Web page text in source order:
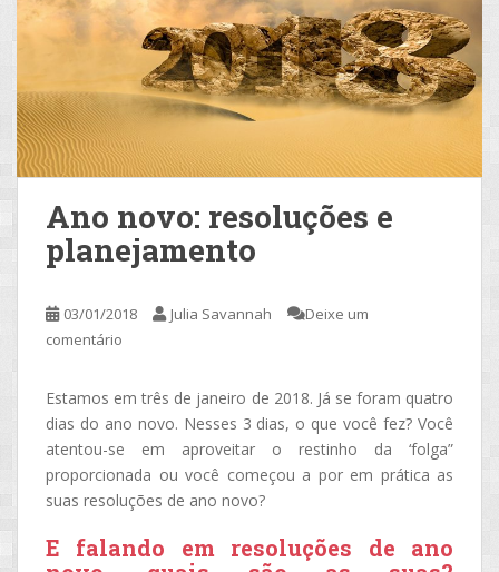
Ano novo: resoluções e
planejamento
03/01/2018 Julia Savannah
Deixe um
comentário
Estamos em três de janeiro de 2018. Já se foram quatro
dias do ano novo. Nesses 3 dias, o que você fez? Você
atentou-se em aproveitar o restinho da ‘folga”
proporcionada ou você começou a por em prática as
suas resoluções de ano novo?
E falando em resoluções de ano